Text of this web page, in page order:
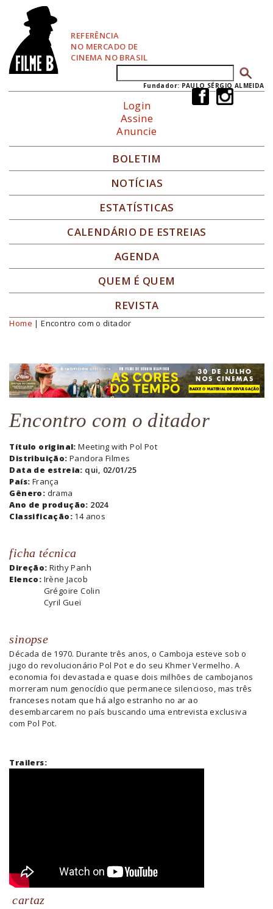
REFERÊNCIA
NO MERCADO DE
CINEMA NO BRASIL
Formulário de busca
Fundador: PAULO SÉRGIO ALMEIDA
Login
Assine
Anuncie
BOLETIM
NOTÍCIAS
ESTATÍSTICAS
CALENDÁRIO DE ESTREIAS
AGENDA
QUEM É QUEM
REVISTA
Você está aqui
Home | Encontro com o ditador
Encontro com o ditador
Título original:Meeting with Pol Pot
Distribuição: Pandora Filmes
Data de estreia: qui, 02/01/25
País: França
Gênero: drama
Ano de produção: 2024
Classificação: 14 anos
ficha técnica
Direção: Rithy Panh
Elenco: Irène Jacob
Grégoire Colin
Cyril Gueï
sinopse
Década de 1970. Durante três anos, o Camboja esteve sob o
jugo do revolucionário Pol Pot e do seu Khmer Vermelho. A
economia foi devastada e quase dois milhões de cambojanos
morreram num genocídio que permanece silencioso, mas três
franceses notam que há algo estranho no ar ao
desembarcarem no país buscando uma entrevista exclusiva
com Pol Pot.
Trailers:
cartaz